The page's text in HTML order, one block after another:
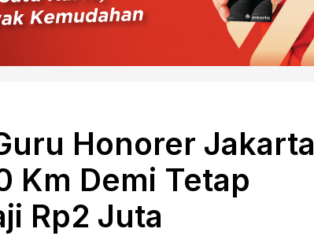
Honorer Jakarta
Km Demi Tetap
Rp2 Juta